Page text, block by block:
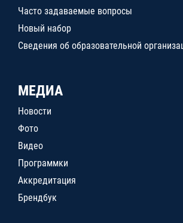
Часто задаваемые вопросы
Новый набор
Сведения об образовательной
МЕДИА
Новости
Фото
Видео
Программки
Аккредитация
Брендбук